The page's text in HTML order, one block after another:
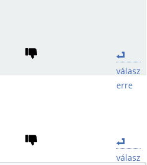
válasz
erre
válasz